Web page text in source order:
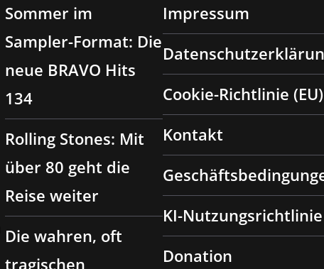
Sommer im
Sampler-Format: Die
neue BRAVO Hits
134
Rolling Stones: Mit
über 80 geht die
Reise weiter
Die wahren, oft
tragischen
Impressum
Cookie-Richtlinie (EU)
Kontakt
KI-Nutzungsrichtlinie
Donation